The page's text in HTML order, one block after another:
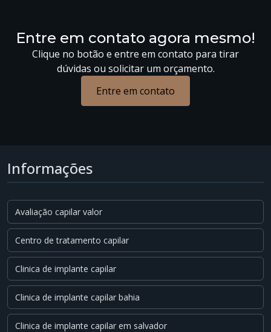
Entre em contato agora mesmo!
Clique no botão e entre em contato para tirar
dúvidas ou solicitar um orçamento.
Entre em contato
Informações
Avaliação capilar valor
Centro de tratamento capilar
Clinica de implante capilar
Clinica de implante capilar bahia
Clinica de implante capilar em salvador